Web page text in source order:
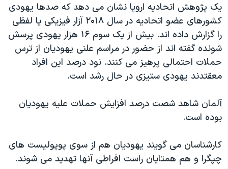
یک پژوهش اتحادیه اروپا نشان می دهد که صدها یهودی
کشورهای عضو اتحادیه در سال ۲۰۱۸ آزار فیزیکی یا لفظی
را گزارش داده اند. بیش از یک سوم ۱۶ هزار یهودی پرسش
شونده گفته اند از حضور در مراسم علنی یهودیان از ترس
حملات احتمالی پرهیز می کنند. نود درصد این افراد
معقتدند یهودی ستیزی در حال رشد است.
آلمان شاهد شصت درصد افزایش حملات علیه یهودیان
بوده است.
کارشناسان می گویند یهودیان هم از سوی پوپولیست های
چپگرا و هم همتایان راست افراطی آنها تهدید می شوند.